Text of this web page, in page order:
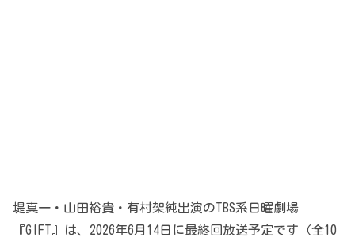
堤真一・山田裕貴・有村架純出演のTBS系日曜劇場
『GIFT』は、2026年6月14日に最終回放送予定です（全10